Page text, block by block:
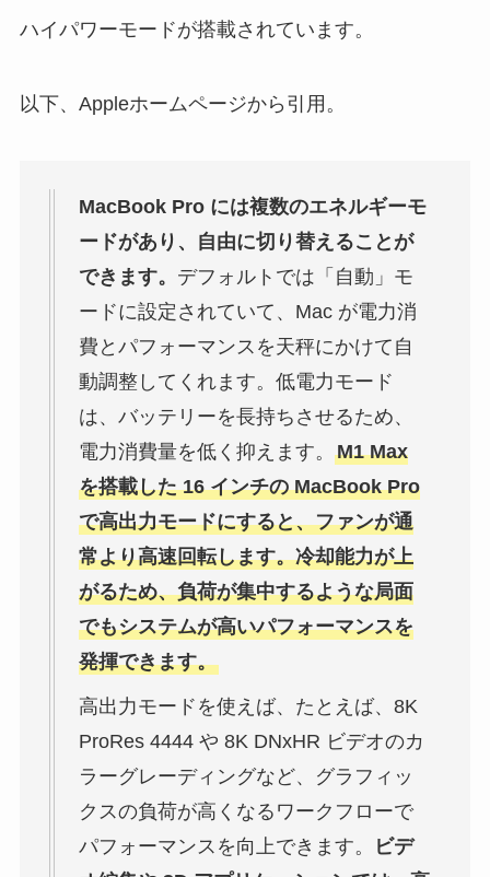
ハイパワーモードが搭載されています。
以下、Appleホームページから引用。
MacBook Pro には複数のエネルギーモ
ードがあり、自由に切り替えることが
できます。 デフォルトでは「自動」モ
ードに設定されていて、Mac が電力消
費とパフォーマンスを天秤にかけて自
動調整してくれます。低電力モード
は、バッテリーを長持ちさせるため、
電力消費量を低く抑えます。 M1 Max
を搭載した 16 インチの MacBook Pro
で高出力モードにすると、ファンが通
常より高速回転します。冷却能力が上
がるため、負荷が集中するような局面
でもシステムが高いパフォーマンスを
発揮できます。
高出力モードを使えば、たとえば、8K
ProRes 4444 や 8K DNxHR ビデオのカ
ラーグレーディングなど、グラフィッ
クスの負荷が高くなるワークフローで
パフォーマンスを向上できます。
ビデ